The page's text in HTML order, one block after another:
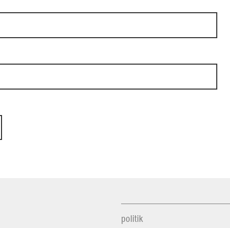
politik